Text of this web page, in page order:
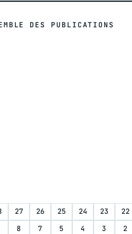
DES PUBLICATIONS
27 26 25 24 23 22
8 7 5 4 3 2